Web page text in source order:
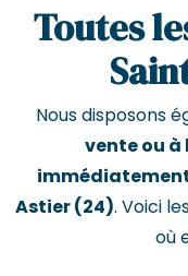
Toutes
Nous disposons
vente ou
Astier (24). Voici
où